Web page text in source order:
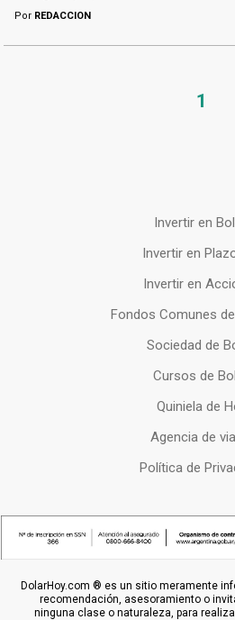
Por REDACCION
1
Invertir en
Invertir en
Invertir en
Fondos Comunes
Sociedad de
Cursos de
Quiniela de
Agencia de
Política de
DolarHoy.com ® es un sitio meramente
recomendación, asesoramiento o
ninguna clase o naturaleza, para